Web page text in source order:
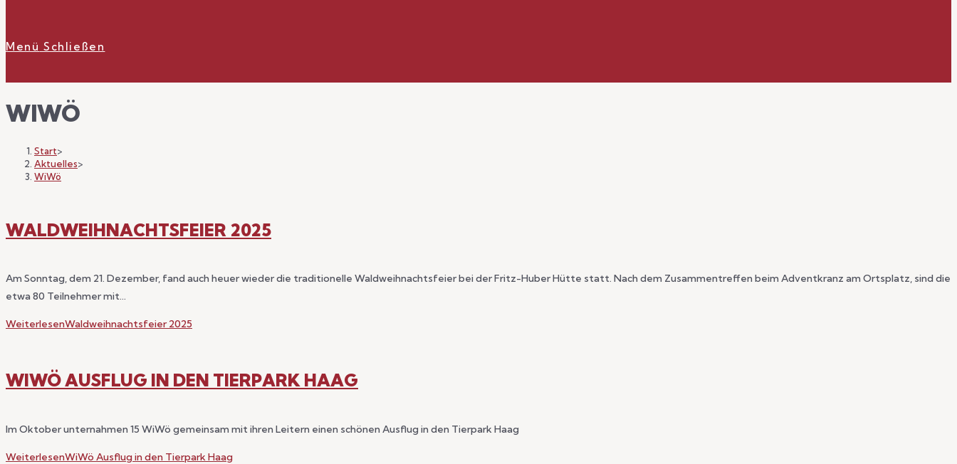
Menü Schließen
WIWÖ
Start>
Aktuelles>
WiWö
WALDWEIHNACHTSFEIER 2025
Am Sonntag, dem 21. Dezember, fand auch heuer wieder die traditionelle Waldweihnachtsfeier bei der Fritz-Huber Hütte statt. Nach dem Zusammentreffen beim Adventkranz am Ortsplatz, sind die
etwa 80 Teilnehmer mit…
WeiterlesenWaldweihnachtsfeier 2025
WIWÖ AUSFLUG IN DEN TIERPARK HAAG
Im Oktober unternahmen 15 WiWö gemeinsam mit ihren Leitern einen schönen Ausflug in den Tierpark Haag
WeiterlesenWiWö Ausflug in den Tierpark Haag